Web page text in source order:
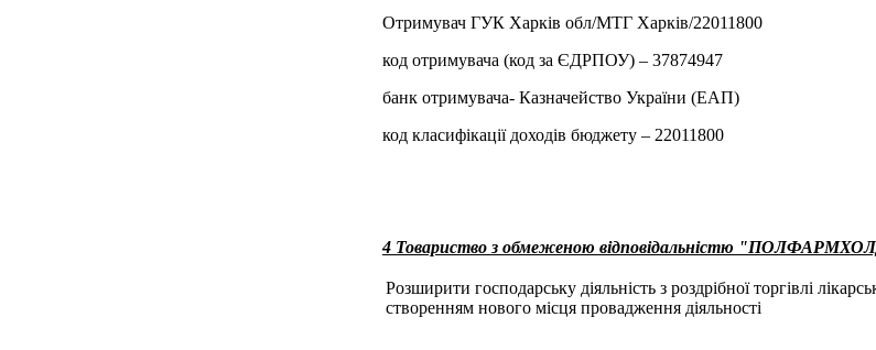
Отримувач ГУК Харків обл/МТГ Харкiв/22011800
код отримувача (код за ЄДРПОУ) – 37874947
банк отримувача- Казначейство України (ЕАП)
код класифікації доходів бюджету – 22011800
4 Товариство з обмеженою відповідальністю
Розширити господарську діяльність з роздрібної торгівлі
створенням нового місця провадження діяльності